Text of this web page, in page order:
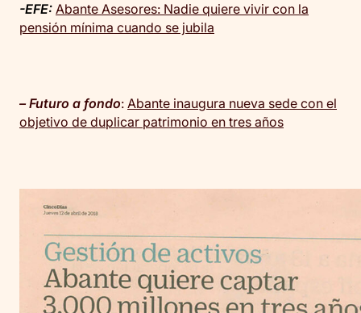
-EFE: Abante Asesores: Nadie quiere vivir con la
pensión mínima cuando se jubila
– Futuro a fondo: Abante inaugura nueva sede con el
objetivo de duplicar patrimonio en tres años